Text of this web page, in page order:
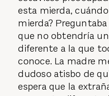
esta mierda,
mierda?
que no obtendría
diferente a la que
conoce. La madre
dudoso atisbo de
espera que la